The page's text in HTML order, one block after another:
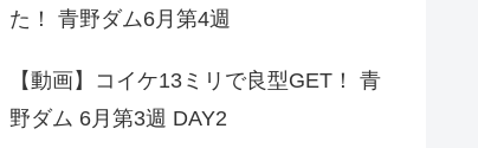
た！ 青野ダム6月第4週
【動画】コイケ13ミリで良型GET！ 青
野ダム 6月第3週 DAY2